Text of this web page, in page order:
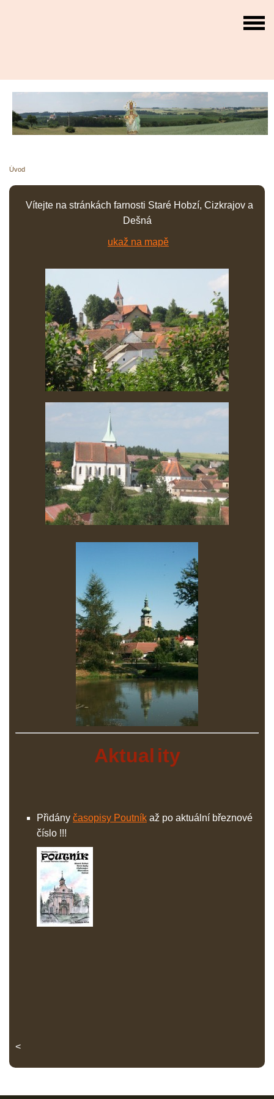
Úvod
Vítejte na stránkách farnosti Staré Hobzí, Cizkrajov a
Dešná
ukaž na mapě
Aktual ity
Přidány časopisy Poutník až po aktuální březnové
číslo !!!
<